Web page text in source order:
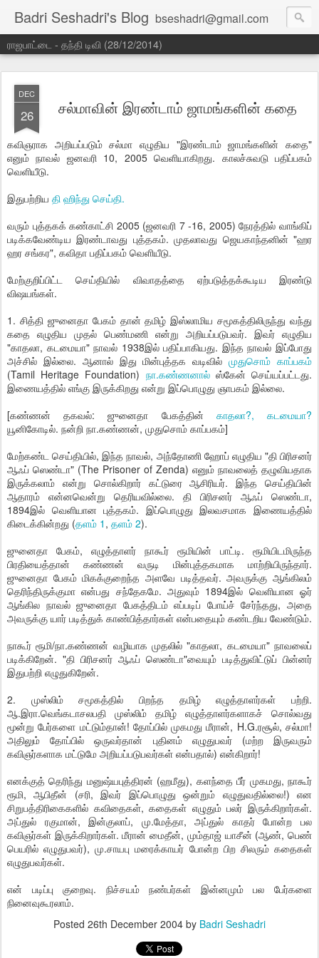
Badri Seshadri's Blog bseshadri@gmail.com
ராஜபாட்டை - தந்தி டிவி (28/12/2014)
DEC
26 சல்மாவின் இரண்டாம் ஜாமங்களின் கதை
கவிஞராக அறியப்படும் சல்மா எழுதிய "இரண்டாம் ஜாமங்களின் கதை"
எனும் நாவல் ஜனவரி 10, 2005 வெளியாகிறது. காலச்சுவடு பதிப்பகம்
வெளியீடு.
இதுபற்றிய தி ஹிந்து செய்தி.
வரும் புத்தகக் கண்காட்சி 2005 (ஜனவரி 7 -16, 2005) நேரத்தில் வாங்கிப்
படிக்கவேண்டிய இரண்டாவது புத்தகம். முதலாவது ஜெயகாந்தனின் "ஹர
ஹர சங்கர", கவிதா பதிப்பகம் வெளியீடு.
மேற்குறிப்பிட்ட செய்தியில் விவாதத்தை ஏற்படுத்தக்கூடிய இரண்டு
விஷயங்கள்.
1. சித்தி ஜுனைதா பேகம் தான் தமிழ் இஸ்லாமிய சமூகத்திலிருந்து வந்து
கதை எழுதிய முதல் பெண்மணி என்று அறியப்படுபவர். இவர் எழுதிய
"காதலா, கடமையா" நாவல் 1938இல் பதிப்பாகியது. இந்த நாவல் இப்போது
அச்சில் இல்லை. ஆனால் இது மின்புத்தக வடிவில்முதுசொம் காப்பகம்
(Tamil Heritage Foundation) நா.கண்ணனால்ஸ்கேன் செய்யப்பட்டது.
இணையத்தில் எங்கு இருக்கிறது என்று இப்பொழுது ஞாபகம் இல்லை.
[கண்ணன் தகவல்: ஜுனைதா பேகத்தின் காதலா?, கடமையா?
யூனிகோடில். நன்றி நா.கண்ணன், முதுசொம் காப்பகம்]
மேற்கண்ட செய்தியில், இந்த நாவல், அந்தோணி ஹோப் எழுதிய "தி பிரிசனர்
ஆஃப் ஸெண்டா" (The Prisoner of Zenda) எனும் நாவலைத் தழுவியதாக
இருக்கலாம் என்று சொல்கிறார் கட்டுரை ஆசிரியர். இந்த செய்தியின்
ஆதாரம் என்னவென்று தெரியவில்லை. தி பிரிசனர் ஆஃப் ஸெண்டா,
1894இல் வெளியான புத்தகம். இப்பொழுது இலவசமாக இணையத்தில்
கிடைக்கின்றது (தளம் 1 , தளம் 2).
ஜுனைதா பேகம், எழுத்தாளர் நாகூர் ரூமியின் பாட்டி. ரூமியிடமிருந்த
பிரதியைத்தான் கண்ணன் வருடி மின்புத்தகமாக மாற்றியிருந்தார்.
ஜுனைதா பேகம் மிகக்குறைந்த அளவே படித்தவர். அவருக்கு ஆங்கிலம்
தெரிந்திருக்குமா என்பது சந்தேகமே. அதுவும் 1894இல் வெளியான ஓர்
ஆங்கில நாவல் ஜுனைதா பேகத்திடம் எப்படிப் போய்ச் சேர்ந்தது, அதை
அவருக்கு யார் படித்துக் காண்பித்தார்கள் என்பதையும் கண்டறிய வேண்டும்.
நாகூர் ரூமி/நா.கண்ணன் வழியாக முதலில் "காதலா, கடமையா" நாவலைப்
படிக்கிறேன். "தி பிரிசனர் ஆஃப் ஸெண்டா"வையும் படித்துவிட்டுப் பின்னர்
இதுபற்றி எழுதுகிறேன்.
2. முஸ்லிம் சமூகத்தில் பிறந்த தமிழ் எழுத்தாளர்கள் பற்றி.
ஆ.இரா.வெங்கடாசலபதி முஸ்லிம் தமிழ் எழுத்தாளர்களாகச் சொல்வது
மூன்று பேர்களை மட்டும்தான்! தோப்பில் முகமது மீரான், H.G.ரசூல், சல்மா!
அதிலும் தோப்பில் ஒருவர்தான் புதினம் எழுதுபவர் (மற்ற இருவரும்
கவிஞர்களாக மட்டுமே அறியப்படுபவர்கள் என்பதால்) என்கிறார்!
எனக்குத் தெரிந்து மனுஷ்யபுத்திரன் (ஹமீது), களந்தை பீர் முகமது, நாகூர்
ரூமி, ஆபிதீன் (சரி, இவர் இப்பொழுது ஒன்றும் எழுதுவதில்லை!) என
சிறுபத்திரிகைகளில் கவிதைகள், கதைகள் எழுதும் பலர் இருக்கிறார்கள்.
அப்துல் ரகுமான், இன்குலாப், மு.மேத்தா, அப்துல் காதர் போன்ற பல
கவிஞர்கள் இருக்கிறார்கள். மீரான் மைதீன், மும்தாஜ் யாசீன் (ஆண், பெண்
பெயரில் எழுதுபவர்), மு.சாயபு மரைக்காயர் போன்ற பிற சிலரும் கதைகள்
எழுதுபவர்கள்.
என் படிப்பு குறைவு. நிச்சயம் நண்பர்கள் இன்னமும் பல பேர்களை
நினைவுகூரலாம்.
Posted 26th December 2004 by Badri Seshadri